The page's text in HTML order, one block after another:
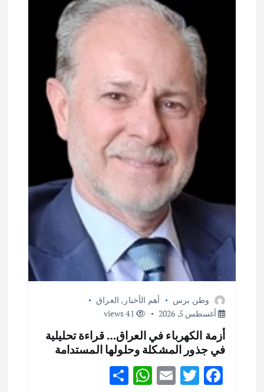
وطن برس أهم الأخبار , العراق
أغسطس 5, 2026
أزمة الكهرباء في العراق… قراءة تحليلية
في جذور المشكلة وحلولها المستدامة
F
T
E
W
S